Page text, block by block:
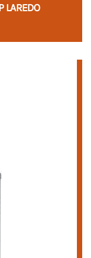
LAREDO